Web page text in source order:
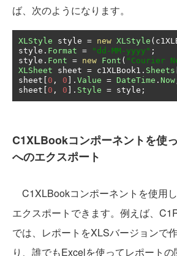
ば、次のようになります。
XLStyle style = new XLStyle (
style . Format = "dd-MM-yyyy" ;
style . Font = new Font ( "Courier
XLSheet sheet = c1XLBook1 . Sheets
sheet
0 , 0 ]. Value = DateTime . Now
sheet
0 , 0 ]. Style = style ;
C1XLBookコンポーネントを使
へのエクスポート
C1XLBookコンポーネントを使用
エクスポートできます。例えば、
では、レポートをXLSバージョンで
り、誰でもExcelを使ってレポート